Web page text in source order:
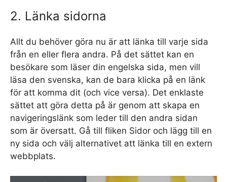
2. Länka sidorna
Allt du behöver göra nu är att länka till varje sida
från en eller flera andra. På det sättet kan en
besökare som läser din engelska sida, men vill
läsa den svenska, kan de bara klicka på en länk
för att komma dit (och vice versa). Det enklaste
sättet att göra detta på är genom att skapa en
navigeringslänk som leder till den andra sidan
som är översatt. Gå till fliken Sidor och lägg till en
ny sida och välj alternativet att länka till en extern
webbplats.